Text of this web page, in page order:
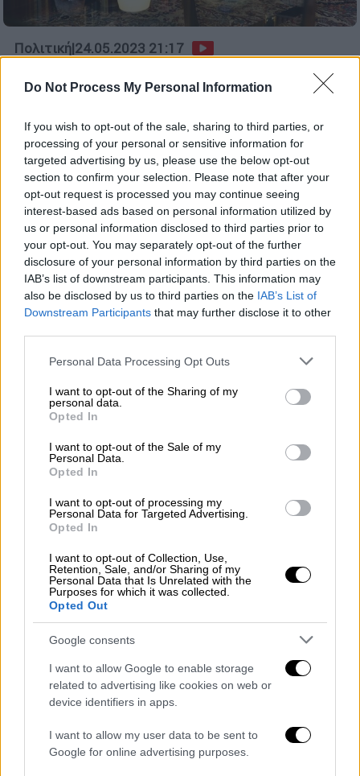
Do Not Process My Personal Information
If you wish to opt-out of the sale, sharing to third parties, or
processing of your personal or sensitive information for
targeted advertising by us, please use the below opt-out
section to confirm your selection. Please note that after your
opt-out request is processed you may continue seeing
interest-based ads based on personal information utilized by
us or personal information disclosed to third parties prior to
your opt-out. You may separately opt-out of the further
disclosure of your personal information by third parties on the
IAB’s list of downstream participants. This information may
also be disclosed by us to third parties on the IAB’s List of
Downstream Participants that may further disclose it to other
Please note that this website/app uses one or more Google
not limited to your visit or usage behaviour. You may click to
grant or deny consent to Google and its third-party tags to
use your data for below specified purposes in below Google
consent section.
Personal Data Processing Opt Outs
I want to opt-out of the Sharing of my
personal data.
Opted In
I want to opt-out of the Sale of my
Personal Data.
Opted In
I want to opt-out of processing my
Personal Data for Targeted Advertising.
Opted In
I want to opt-out of Collection, Use,
Retention, Sale, and/or Sharing of my
Personal Data that Is Unrelated with the
Purposes for which it was collected.
Opted Out
Google consents
I want to allow Google to enable storage
related to advertising like cookies on web or
device identifiers in apps.
I want to allow my user data to be sent to
Google for online advertising purposes.
Πολιτική|24.05.2023 21:17
υπηρεσιακό υπουργικό συμβούλιο - Οι
Πότε αναμένεται να ανακοινωθεί η σύνθεση
της υπηρεσιακής κυβέρνησης
Ελλάδα|09.01.2023 20:54
Ένταση στο Αιγαίο: Σκληρές αερομαχίες
πάνω από τα νησιά και απειλές
Ερντογάν - Στο Αιγαίο ολόκληρος ο
Δύσκολη ημέρα για την Αεροπορία στο
Αιγαίο - Ηχηρή απάντηση με πάνοπλο το
Πολεμικό Ναυτικό